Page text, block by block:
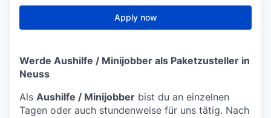
Apply now
Werde Aushilfe / Minijobber als Paketzusteller in
Neuss
Als Aushilfe / Minijobber bist du an einzelnen
Tagen oder auch stundenweise für uns tätig. Nach